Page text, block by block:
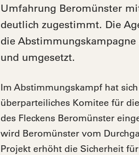
Umfahrung Beromünster
deutlich zugestimmt. Die
die
und umgesetzt.
Im Abstimmungskampf hat
überparteiliches Komitee für
des Fleckens Beromünster
wird Beromünster vom
Projekt erhöht die Sicherheit